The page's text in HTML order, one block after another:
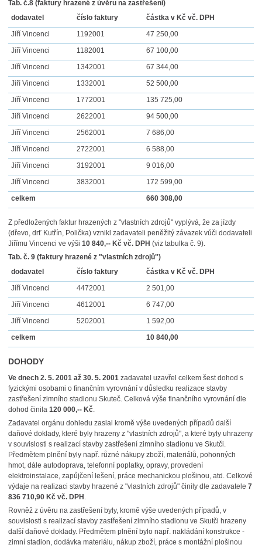
Tab. č.8 (faktury hrazené z úvěru na zastřešení)
dodavatel
číslo faktury
částka v Kč vč. DPH
Jiří Vincenci
1192001
47 250,00
Jiří Vincenci
1182001
67 100,00
Jiří Vincenci
1342001
67 344,00
Jiří Vincenci 1332001
52 500,00
Jiří Vincenci
1772001
135 725,00
Jiří Vincenci
2622001
94 500,00
Jiří Vincenci
2562001
7 686,00
Jiří Vincenci
2722001
6 588,00
Jiří Vincenci
3192001
9 016,00
Jiří Vincenci
3832001
172 599,00
celkem
660 308,00
Z předložených faktur hrazených z "vlastních zdrojů" vyplývá, že za jízdy
(dřevo, drť Kutřín, Polička) vznikl zadavateli peněžitý závazek vůči dodavateli
Jiřímu Vincenci ve výši 10 840,-- Kč vč. DPH (viz tabulka č. 9).
Tab. č. 9 (faktury hrazené z "vlastních zdrojů")
dodavatel
číslo faktury
částka v Kč vč. DPH
Jiří Vincenci
4472001
2 501,00
Jiří Vincenci
4612001
6 747,00
Jiří Vincenci
5202001
1 592,00
celkem
10 840,00
DOHODY
Ve dnech 2. 5. 2001 až 30. 5. 2001zadavatel uzavřel celkem šest dohod s
fyzickými osobami o finančním vyrovnání v důsledku realizace stavby
zastřešení zimního stadionu Skuteč. Celková výše finančního vyrovnání dle
dohod činila 120 000,-- Kč.
Zadavatel orgánu dohledu zaslal kromě výše uvedených případů další
daňové doklady, které byly hrazeny z "vlastních zdrojů", a které byly uhrazeny
v souvislosti s realizací stavby zastřešení zimního stadionu ve Skutči.
Předmětem plnění byly např. různé nákupy zboží, materiálů, pohonných
hmot, dále autodoprava, telefonní poplatky, opravy, provedení
elektroinstalace, zapůjčení lešení, práce mechanickou plošinou, atd. Celkové
výdaje na realizaci stavby hrazené z "vlastních zdrojů" činily dle zadavatele 7
836 710,90 Kč vč. DPH .
Rovněž z úvěru na zastřešení byly, kromě výše uvedených případů, v
souvislosti s realizací stavby zastřešení zimního stadionu ve Skutči hrazeny
další daňové doklady. Předmětem plnění bylo např. nakládání konstrukce -
zimní stadion, dodávka materiálu, nákup zboží, práce s montážní plošinou